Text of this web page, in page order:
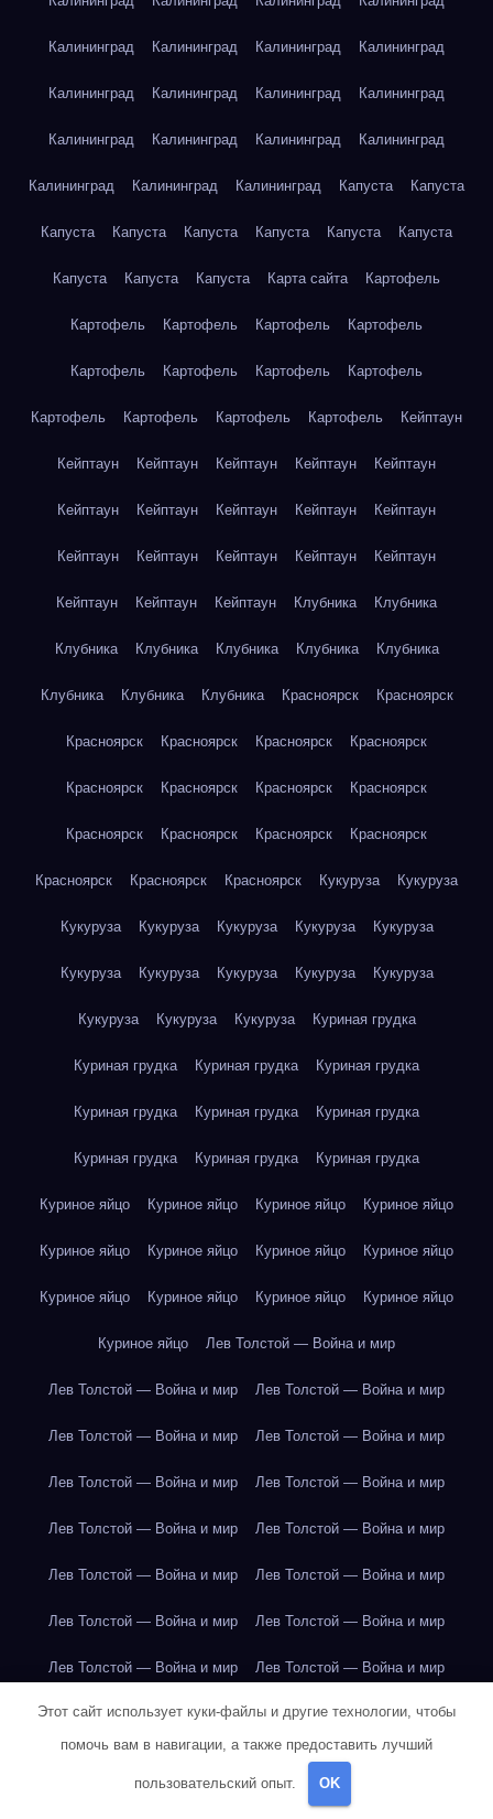
Калининград Калининград Калининград Калининград
Калининград Калининград Калининград Калининград
Калининград Калининград Калининград Калининград
Калининград Калининград Калининград Капуста Капуста
Капуста Капуста Капуста Капуста Капуста Капуста
Капуста Капуста Капуста Карта сайта Картофель
Картофель Картофель Картофель Картофель
Картофель Картофель Картофель Картофель
Картофель Картофель Картофель Картофель Кейптаун
Кейптаун Кейптаун Кейптаун Кейптаун Кейптаун
Кейптаун Кейптаун Кейптаун Кейптаун Кейптаун
Кейптаун Кейптаун Кейптаун Кейптаун Кейптаун
Кейптаун Кейптаун Кейптаун Клубника Клубника
Клубника Клубника Клубника Клубника Клубника
Клубника Клубника Клубника Красноярск Красноярск
Красноярск Красноярск Красноярск Красноярск
Красноярск Красноярск Красноярск Красноярск
Красноярск Красноярск Красноярск Красноярск
Красноярск Красноярск Красноярск Кукуруза Кукуруза
Кукуруза Кукуруза Кукуруза Кукуруза Кукуруза
Кукуруза Кукуруза Кукуруза Кукуруза Кукуруза
Кукуруза Кукуруза Кукуруза Куриная грудка
Куриная грудка Куриная грудка Куриная грудка
Куриная грудка Куриная грудка Куриная грудка
Куриная грудка Куриная грудка Куриная грудка
Куриное яйцо Куриное яйцо Куриное яйцо Куриное яйцо
Куриное яйцо Куриное яйцо Куриное яйцо Куриное яйцо
Куриное яйцо Куриное яйцо Куриное яйцо Куриное яйцо
Куриное яйцо Лев Толстой — Война и мир
Лев Толстой — Война и мир Лев Толстой — Война и мир
Лев Толстой — Война и мир Лев Толстой — Война и мир
Лев Толстой — Война и мир Лев Толстой — Война и мир
Лев Толстой — Война и мир Лев Толстой — Война и мир
Лев Толстой — Война и мир Лев Толстой — Война и мир
Лев Толстой — Война и мир Лев Толстой — Война и мир
Лев Толстой — Война и мир Лев Толстой — Война и мир
Лондон Лондон Лондон Лондон Лондон Лондон
Лондон
Лондон Лос-Анджелес
Этот сайт использует куки-файлы и другие технологии, чтобы
помочь вам в навигации, а также предоставить лучший
пользовательский опыт. OK